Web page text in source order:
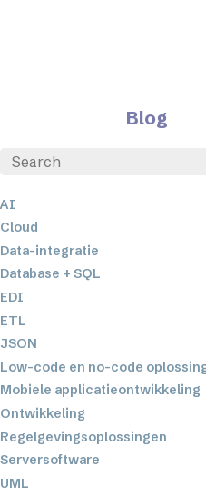
Blog
AI
Cloud
Data-integratie
Database + SQL
EDI
ETL
JSON
Low-code en no-code
Mobiele applicatieontwikkeling
Ontwikkeling
Regelgevingsoplossingen
Serversoftware
UML